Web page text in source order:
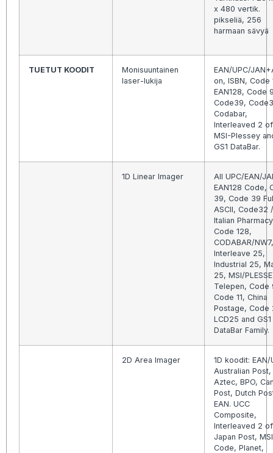
x 480 vertik.
pikseliä, 256
harmaan sävyä
TUETUT KOODIT
Monisuuntainen
laser-lukija
EAN/UPC/
on, ISBN, Code
EAN128, Code
Code39,
Codabar,
Interleaved 2
MSI-Plessey
GS1 DataBar.
1D Linear Imager
All UPC/EAN/
EAN128 Code,
39, Code 39
ASCII, Code32 /
Italian
Code 128,
CODABAR/NW7,
Interleave 25,
Industrial 25,
25, MSI/
Telepen, Code
Code 11, China
Postage, Code
LCD25 and GS1
DataBar Family.
2D Area Imager
1D koodit: EAN/
Australian Post,
Aztec, BPO,
Post, Dutch
EAN. UCC
Composite,
Interleaved 2
Japan Post, MSI
Code, Planet,